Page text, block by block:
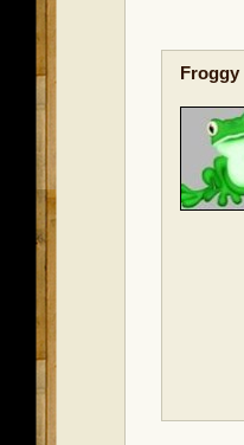
Froggy